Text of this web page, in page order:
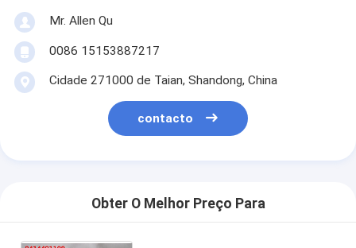
Mr. Allen Qu
0086 15153887217
Cidade 271000 de Taian, Shandong, China
contacto
Obter O Melhor Preço Para